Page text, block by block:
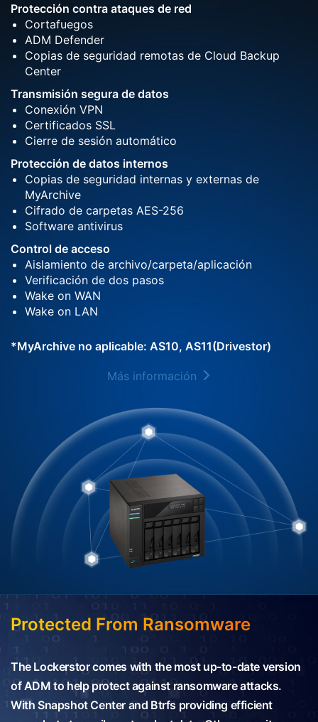
Protección contra ataques de red
Cortafuegos
ADM Defender
Copias de seguridad remotas de Cloud Backup
Center
Transmisión segura de datos
Conexión VPN
Certificados SSL
Cierre de sesión automático
Protección de datos internos
Copias de seguridad internas y externas de
MyArchive
Cifrado de carpetas AES-256
Software antivirus
Control de acceso
Aislamiento de archivo/carpeta/aplicación
Verificación de dos pasos
Wake on WAN
Wake on LAN
*MyArchive no aplicable: AS10, AS11(Drivestor)
Más información
Protected From Ransomware
The Lockerstor comes with the most up-to-date version
of ADM to help protect against ransomware attacks.
With Snapshot Center and Btrfs providing efficient